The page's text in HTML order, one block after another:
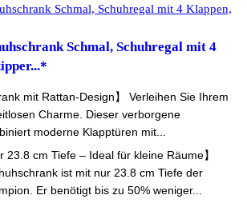
Schmal, Schuhregal mit 4
mit Rattan-Design】 Verleihen Sie Ihrem
Charme. Dieser verborgene
moderne Klapptüren mit...
23.8 cm Tiefe – Ideal für kleine Räume】
ist mit nur 23.8 cm Tiefe der
Er benötigt bis zu 50% weniger...